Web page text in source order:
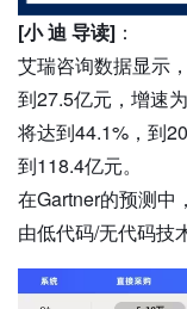
[小 迪 导读] ：
艾瑞咨询数据显示
到27.5亿元，增速
将达到44.1%，到
到118.4亿元。
在Gartner的预测中
由低代码/无代码技